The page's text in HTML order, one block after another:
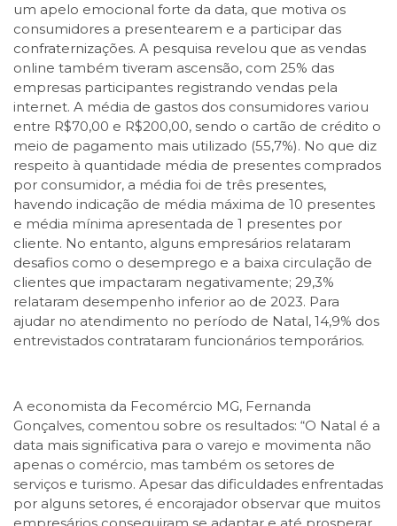
um apelo emocional forte da data, que motiva os
consumidores a presentearem e a participar das
confraternizações. A pesquisa revelou que as vendas
online também tiveram ascensão, com 25% das
empresas participantes registrando vendas pela
internet. A média de gastos dos consumidores variou
entre R$70,00 e R$200,00, sendo o cartão de crédito o
meio de pagamento mais utilizado (55,7%). No que diz
respeito à quantidade média de presentes comprados
por consumidor, a média foi de três presentes,
havendo indicação de média máxima de 10 presentes
e média mínima apresentada de 1 presentes por
cliente. No entanto, alguns empresários relataram
desafios como o desemprego e a baixa circulação de
clientes que impactaram negativamente; 29,3%
relataram desempenho inferior ao de 2023. Para
ajudar no atendimento no período de Natal, 14,9% dos
entrevistados contrataram funcionários temporários.
A economista da Fecomércio MG, Fernanda
Gonçalves, comentou sobre os resultados: “O Natal é a
data mais significativa para o varejo e movimenta não
apenas o comércio, mas também os setores de
serviços e turismo. Apesar das dificuldades enfrentadas
por alguns setores, é encorajador observar que muitos